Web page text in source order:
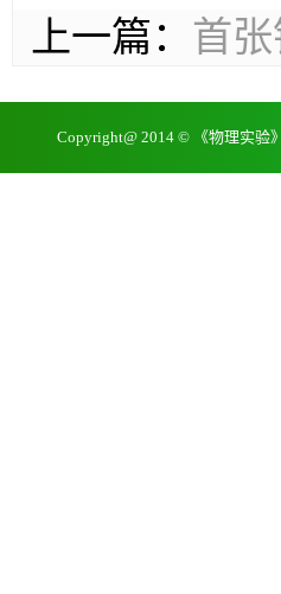
上一篇： 首
Copyright@ 2014 © 《物理实